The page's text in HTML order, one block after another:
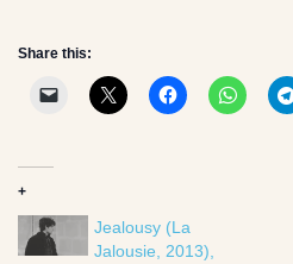
Share this:
+
Jealousy (La
Jalousie, 2013),